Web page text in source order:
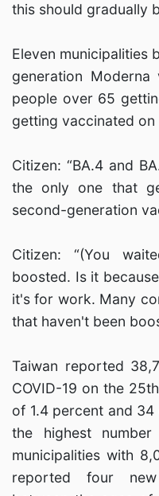
this should gradually
Eleven municipalities
generation
people over 65
getting vaccinated on
Citizen: “BA.4 and
the only one that
second-generation
Citizen: “(You
boosted. Is it
it's for work. Many
that haven't been
Taiwan reported
COVID-19 on the
of 1.4 percent and
the highest
municipalities with
reported four